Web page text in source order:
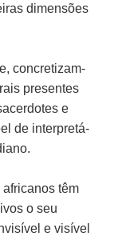
dimensões
concretizam-
presentes
e
de interpretá-
têm
o seu
e visível